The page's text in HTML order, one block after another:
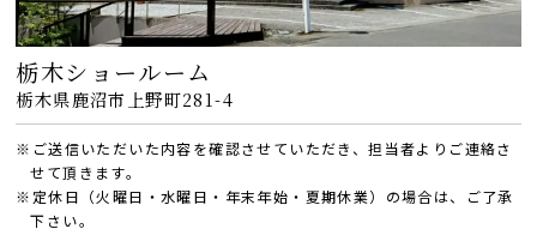
栃木ショールーム
栃木県鹿沼市上野町281-4
※ご送信いただいた内容を確認させていただき、担当者よりご連絡さ
せて頂きます。
※定休日（火曜日・水曜日・年末年始・夏期休業）の場合は、ご了承
下さい。